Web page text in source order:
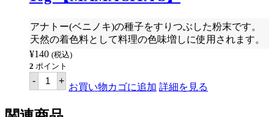
ミ
ッ
ク
ス
(シ
ニ
ガ
ス
アナトー(ベニノキ)の種子をすりつぶした粉末です。
天然の着色料として料理の色味増しに使用されます。
¥140 (税込)
2 ポイント
- マ
マ
ッ
タ
+
お買い物カゴに追加 詳細を見る